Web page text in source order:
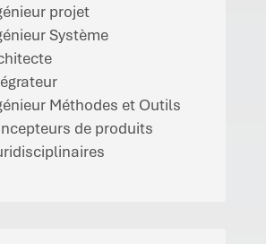
projet
Système
Méthodes et Outils
de produits